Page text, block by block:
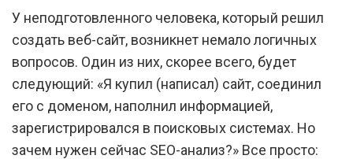
У неподготовленного человека, который решил
создать веб-сайт, возникнет немало логичных
вопросов. Один из них, скорее всего, будет
следующий: «Я купил (написал) сайт, соединил
его с доменом, наполнил информацией,
зарегистрировался в поисковых системах. Но
зачем нужен сейчас SEO-анализ?» Все просто: